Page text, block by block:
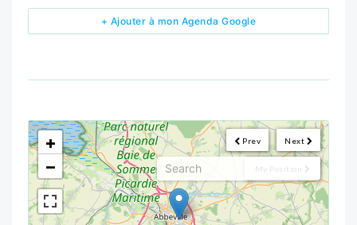
+ Ajouter à mon Agenda Google
Next
Prev
My Position
<!---->
+
−